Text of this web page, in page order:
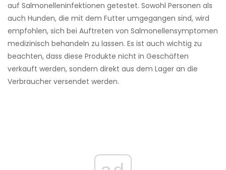
auf Salmonelleninfektionen getestet. Sowohl Personen als
auch Hunden, die mit dem Futter umgegangen sind, wird
empfohlen, sich bei Auftreten von Salmonellensymptomen
medizinisch behandeln zu lassen. Es ist auch wichtig zu
beachten, dass diese Produkte nicht in Geschäften
verkauft werden, sondern direkt aus dem Lager an die
Verbraucher versendet werden.